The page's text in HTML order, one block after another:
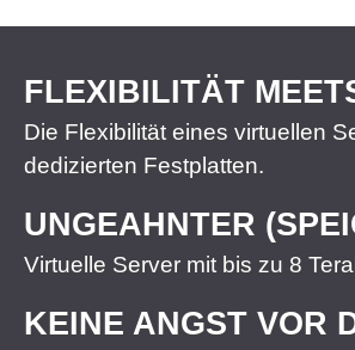
FLEXIBILITÄT
Die Flexibilität eines virtuellen
dedizierten Festplatten.
UNGEAHNTER
Virtuelle Server mit bis zu 8
KEINE ANGST VOR